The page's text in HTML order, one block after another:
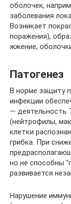
оболочек,
заболевания
Возникает
поражения),
жжение,
Патогенез
В норме защиту
инфекции
— деятельность
(нейтрофилы,
клетки
грибка. При
но не способны
развивается
Нарушение